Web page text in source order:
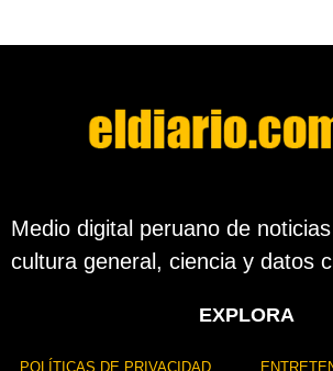
Medio digital peruano de
cultura general, ciencia y datos
EXPLORA
POLÍTICAS DE PRIVACIDAD